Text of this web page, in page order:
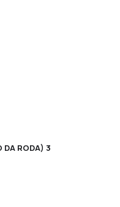
DA RODA) 3